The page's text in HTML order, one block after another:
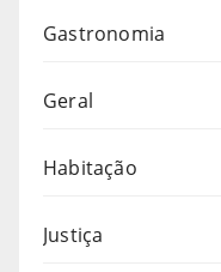
Gastronomia
Geral
Habitação
Justiça